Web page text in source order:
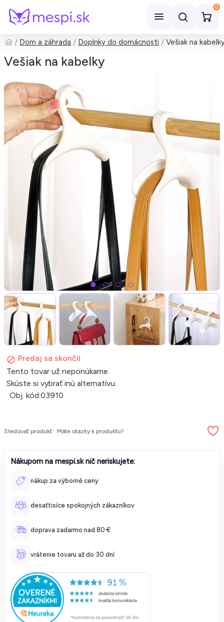
0
Hľadať
Dom a záhrada Doplnky do domácnosti Vešiak na
Vešiak na kabelky
Predaj sa skončil
Tento tovar už neponúkame.
Skúste si vybrať inú alternatívu.
Obj. kód:03910
Sledovať produkt Máte otázky k produktu?
Nákupom na mespi.sk nič neriskujete:
nákup za výborné ceny
desaťtisíce spokojných zákazníkov
doprava zadarmo nad 80 €
vrátenie tovaru až do 30 dní